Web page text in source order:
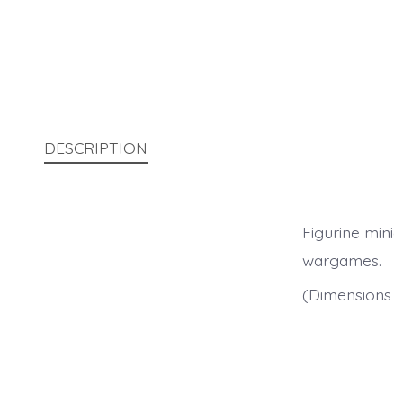
DESCRIPTION
Figurine
wargames.
(Dimensions